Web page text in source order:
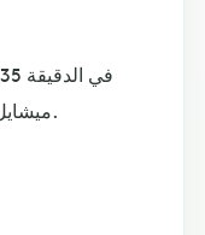
ميشايل العرضية لم تجد المتابع أمام المرمى.